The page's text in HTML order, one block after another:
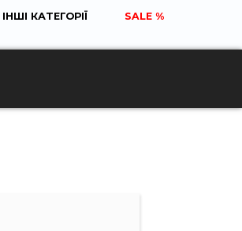
ІНШІ КАТЕГОРІЇ SALE